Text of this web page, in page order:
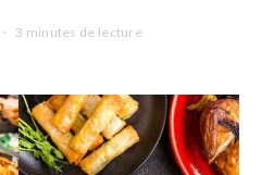
3 minutes de lecture